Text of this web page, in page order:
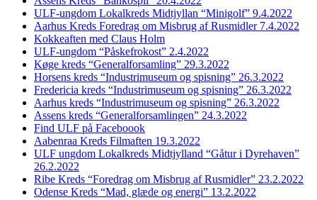
ULF-ungdom Lokalkreds Midtjyllan “Minigolf” 9.4.2022
Aarhus Kreds Foredrag om Misbrug af Rusmidler 7.4.2022
Kokkeaften med Claus Holm
ULF-ungdom “Påskefrokost” 2.4.2022
Køge kreds “Generalforsamling” 29.3.2022
Horsens kreds “Industrimuseum og spisning” 26.3.2022
Fredericia kreds “Industrimuseum og spisning” 26.3.2022
Aarhus kreds “Industrimuseum og spisning” 26.3.2022
Assens kreds “Generalforsamlingen” 24.3.2022
Find ULF på Faceboook
Aabenraa Kreds Filmaften 19.3.2022
ULF ungdom Lokalkreds Midtjylland “Gåtur i Dyrehaven”
26.2.2022
Ribe Kreds “Foredrag om Misbrug af Rusmidler” 23.2.2022
Odense Kreds “Mad, glæde og energi” 13.2.2022